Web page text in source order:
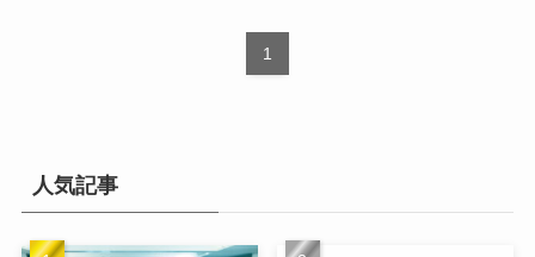
1
人気記事